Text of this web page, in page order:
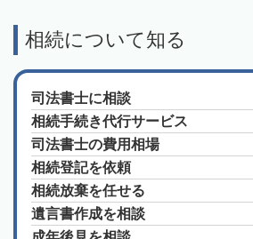
相続について知る
司法書士に相談
相続手続き代行サービス
司法書士の費用相場
相続登記を依頼
相続放棄を任せる
遺言書作成を相談